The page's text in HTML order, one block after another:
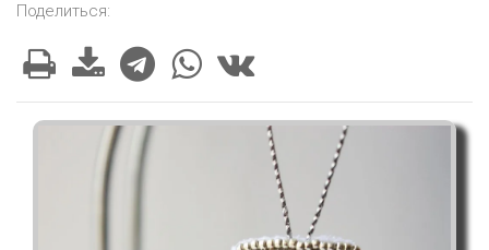
Поделиться: